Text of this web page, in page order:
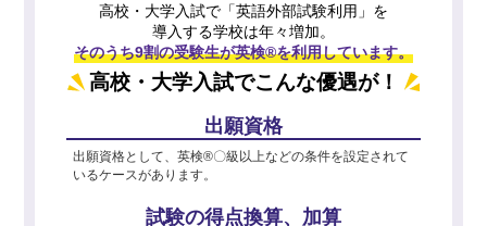
高校・大学入試で「英語外部試験利用」を
導入する学校は年々増加。
そのうち9割の受験生が英検®を利用しています。
高校・大学入試でこんな優遇が！
出願資格
出願資格として、英検®〇級以上などの条件を設定されて
いるケースがあります。
試験の得点換算、加算